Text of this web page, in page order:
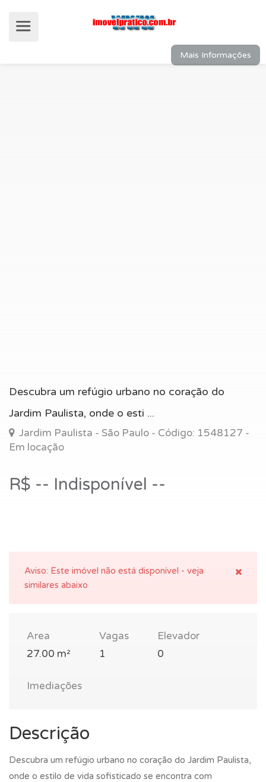
Descubra um refúgio urbano no coração do
Jardim Paulista, onde o esti ...
Jardim Paulista - São Paulo - Código: 1548127 -
Em locação
R$ -- Indisponível --
Aviso: Este imóvel não está disponível - veja
similares abaixo
Area
27.00 m²
Vagas
1
Elevador
0
Imediações
Descrição
Descubra um refúgio urbano no coração do Jardim Paulista,
onde o estilo de vida sofisticado se encontra com
Mais Informações